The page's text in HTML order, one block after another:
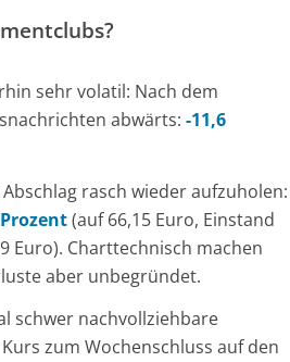
sehr volatil: Nach dem
abwärts: -11,6
rasch wieder aufzuholen:
(auf 66,15 Euro, Einstand
Euro). Charttechnisch machen
aber unbegründet.
schwer nachvollziehbare
zum Wochenschluss auf den